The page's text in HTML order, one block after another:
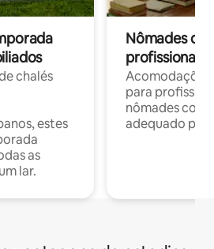
chalés
estes
as
lar.
Nômades
profissionais
para
nômades com
adequado